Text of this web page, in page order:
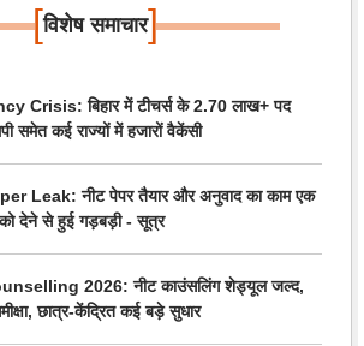
[विशेष समाचार]
Crisis: बिहार में टीचर्स के 2.70 लाख+ पद
समेत कई राज्यों में हजारों वैकेंसी
Leak: नीट पेपर तैयार और अनुवाद का काम एक
को देने से हुई गड़बड़ी - सूत्र
2026: नीट काउंसलिंग शेड्यूल जल्द,
छात्र-केंद्रित कई बड़े सुधार